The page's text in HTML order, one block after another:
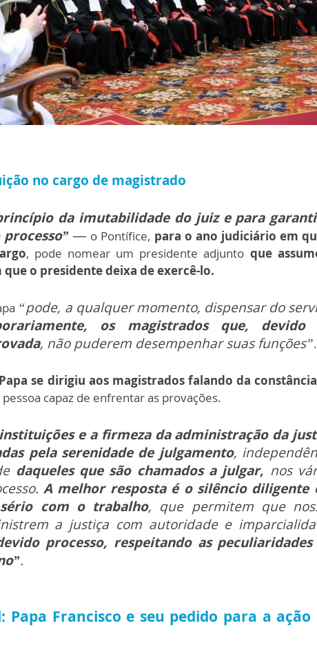
no cargo de magistrado
da imutabilidade do juiz e para
— o Pontífice, para o ano judiciário em
, pode nomear um presidente adjunto que
o presidente deixa de exercê-lo.
“pode, a qualquer momento, dispensar do
os magistrados que, devido
, não puderem desempenhar suas funções”.
se dirigiu aos magistrados falando da
capaz de enfrentar as provações.
e a firmeza da administração da
pela serenidade de julgamento,
daqueles que são chamados a julgar, nos
A melhor resposta é o silêncio diligente
com o trabalho, que permitem que
a justiça com autoridade e
processo, respeitando as
.
Papa Francisco e seu pedido para a ação